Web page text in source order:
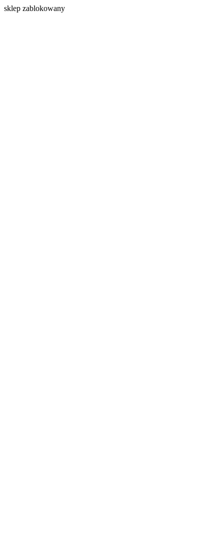
sklep zablokowany